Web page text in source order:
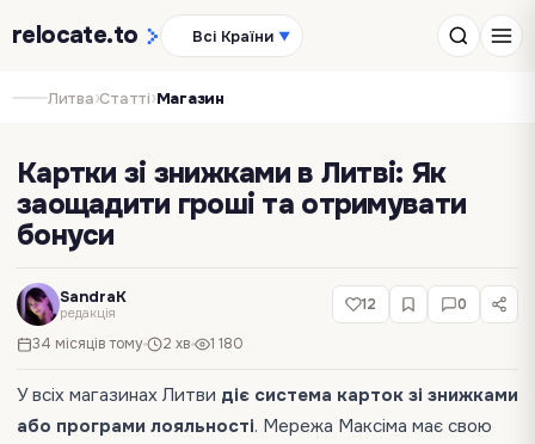
relocate.to Всі Країни ▼
Литва›Статті›Магазин
Картки зі знижками в Литві: Як
заощадити гроші та отримувати
бонуси
SandraK
редакція
34 місяців тому 2 хв 1 180
12 0
У всіх магазинах Литви діє система карток зі знижками
або програми лояльності. Мережа Максіма має свою